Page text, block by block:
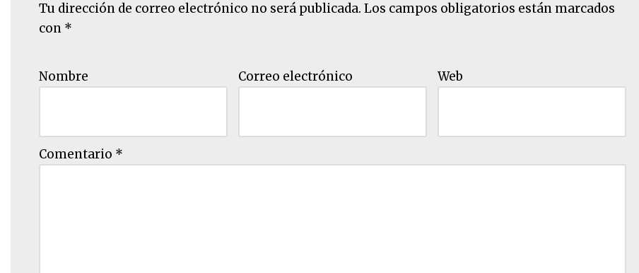
Tu dirección de correo electrónico no será publicada. Los campos obligatorios están marcados
con *
Nombre Correo electrónico Web
Comentario *